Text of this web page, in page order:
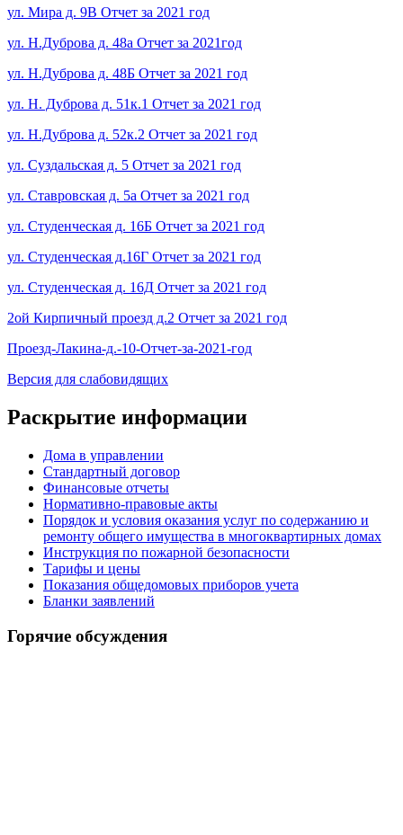
ул. Мира д. 9В Отчет за 2021 год
ул. Н.Дуброва д. 48а Отчет за 2021год
ул. Н.Дуброва д. 48Б Отчет за 2021 год
ул. Н. Дуброва д. 51к.1 Отчет за 2021 год
ул. Н.Дуброва д. 52к.2 Отчет за 2021 год
ул. Суздальская д. 5 Отчет за 2021 год
ул. Ставровская д. 5а Отчет за 2021 год
ул. Студенческая д. 16Б Отчет за 2021 год
ул. Студенческая д.16Г Отчет за 2021 год
ул. Студенческая д. 16Д Отчет за 2021 год
2ой Кирпичный проезд д.2 Отчет за 2021 год
Проезд-Лакина-д.-10-Отчет-за-2021-год
Версия для слабовидящих
Раскрытие информации
Дома в управлении
Стандартный договор
Финансовые отчеты
Нормативно-правовые акты
Порядок и условия оказания услуг по содержанию и
ремонту общего имущества в многоквартирных домах
Инструкция по пожарной безопасности
Тарифы и цены
Показания общедомовых приборов учета
Бланки заявлений
Горячие обсуждения